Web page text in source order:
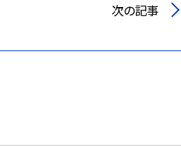
次の記事